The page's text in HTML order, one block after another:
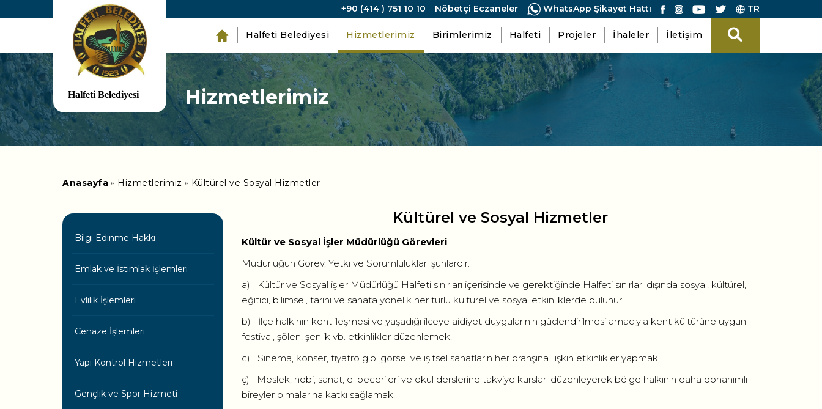
+90 (414 ) 751 10 10 Nöbetçi Eczaneler WhatsApp Şikayet Hattı TR
Halfeti Belediyesi Hizmetlerimiz Birimlerimiz Halfeti Projeler İhaleler İletişim
Hizmetlerimiz
Anasayfa Hizmetlerimiz Kültürel ve Sosyal Hizmetler
Kültürel ve Sosyal Hizmetler
Kültür ve Sosyal İşler Müdürlüğü Görevleri
Müdürlüğün Görev, Yetki ve Sorumlulukları şunlardır:
a) Kültür ve Sosyal işler Müdürlüğü Halfeti sınırları içerisinde ve gerektiğinde Halfeti sınırları dışında sosyal, kültürel,
eğitici, bilimsel, tarihi ve sanata yönelik her türlü kültürel ve sosyal etkinliklerde bulunur.
b) İlçe halkının kentlileşmesi ve yaşadığı ilçeye aidiyet duygularının güçlendirilmesi amacıyla kent kültürüne uygun
festival, şölen, şenlik vb. etkinlikler düzenlemek,
c) Sinema, konser, tiyatro gibi görsel ve işitsel sanatların her branşına ilişkin etkinlikler yapmak,
ç) Meslek, hobi, sanat, el becerileri ve okul derslerine takviye kursları düzenleyerek bölge halkının daha donanımlı
bireyler olmalarına katkı sağlamak,
Bilgi Edinme Hakkı
Emlak ve İstimlak İşlemleri
Evlilik İşlemleri
Cenaze İşlemleri
Yapı Kontrol Hizmetleri
Gençlik ve Spor Hizmeti